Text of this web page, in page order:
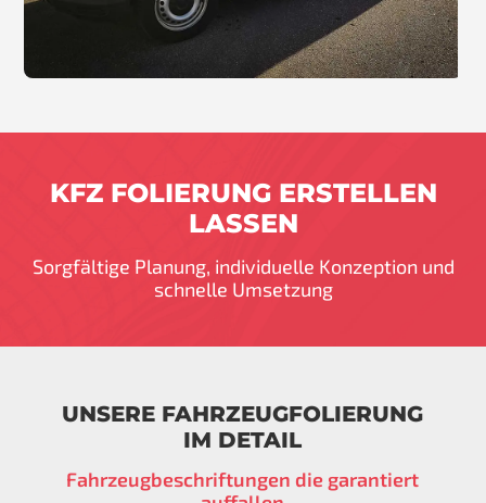
KFZ FOLIERUNG ERSTELLEN
LASSEN
Sorgfältige Planung, individuelle Konzeption und
schnelle Umsetzung
UNSERE FAHRZEUGFOLIERUNG
IM DETAIL
Fahrzeugbeschriftungen die garantiert